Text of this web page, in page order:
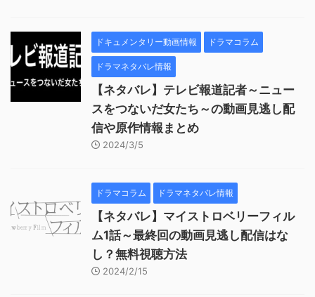
ドキュメンタリー動画情報 ドラマコラム
ドラマネタバレ情報
【ネタバレ】テレビ報道記者～ニュー
スをつないだ女たち～の動画見逃し配
信や原作情報まとめ
2024/3/5
ドラマコラム ドラマネタバレ情報
【ネタバレ】マイストロベリーフィル
ム1話～最終回の動画見逃し配信はな
し？無料視聴方法
2024/2/15